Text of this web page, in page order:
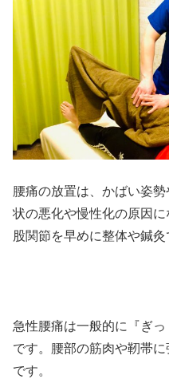
腰痛の放置は、かばい姿
状の悪化や慢性化の原因
股関節を早めに整体や鍼
急性腰痛は一般的に『ぎ
です。腰部の筋肉や靭帯
です。